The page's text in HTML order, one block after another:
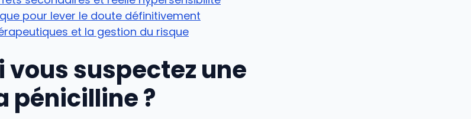
pour lever le doute définitivement
et la gestion du risque
vous suspectez une
pénicilline ?